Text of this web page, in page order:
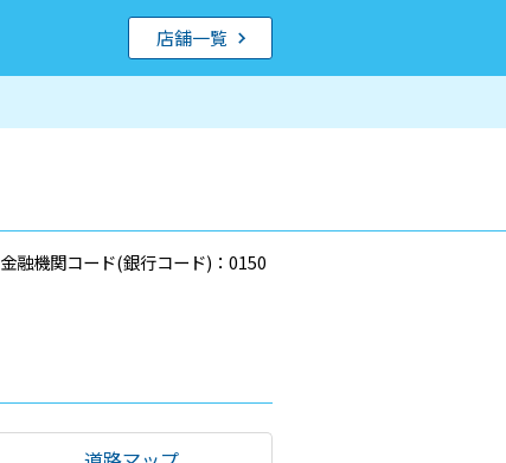
店舗一覧
金融機関コード(銀行コード)：0150